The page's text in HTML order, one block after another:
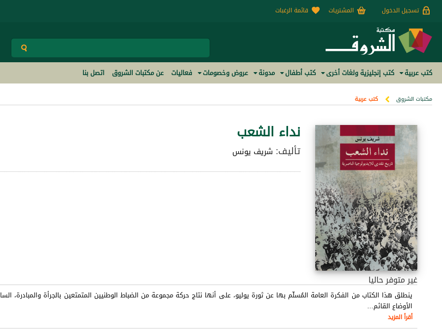
تسجيل الدخول المشتريات قائمة الرغبات
كتب عربية كتب إنجليزية ولغات أخرى كتب أطفال مدونة عروض وخصومات فعاليات عن مكتبات الشروق اتصل بنا
مكتبات الشروق كتب عربية
نداء الشعب
تأليف: شريف يونس
غير متوفر حاليا
ينطلق هذا الكتاب من الفكرة العامة المُسلّم بها عن ثورة يوليو، على أنها نتاج حركة مجموعة من الضباط الوطنيين المتمتعين بالجرأة والمبادرة،
الأوضاع القائم…
أقرأ المزيد